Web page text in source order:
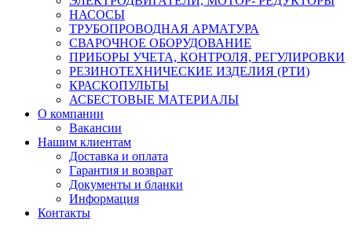
НАСОСЫ
ТРУБОПРОВОДНАЯ АРМАТУРА
СВАРОЧНОЕ ОБОРУДОВАНИЕ
ПРИБОРЫ УЧЕТА, КОНТРОЛЯ, РЕГУЛИРОВКИ
РЕЗИНОТЕХНИЧЕСКИЕ ИЗДЕЛИЯ (РТИ)
КРАСКОПУЛЬТЫ
АСБЕСТОВЫЕ МАТЕРИАЛЫ
О компании
Вакансии
Нашим клиентам
Доставка и оплата
Гарантия и возврат
Документы и бланки
Информация
Контакты